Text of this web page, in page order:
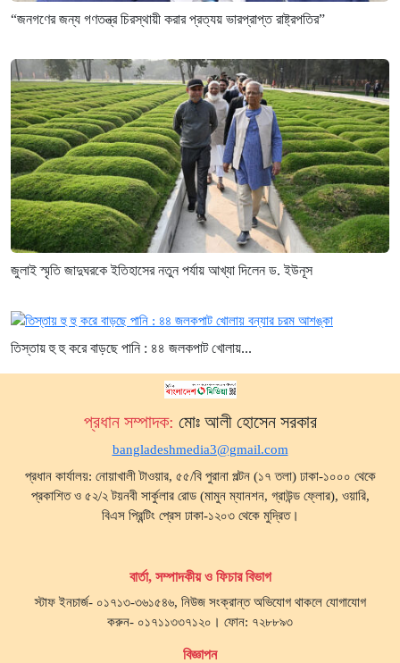
“জনগণের জন্য গণতন্ত্র চিরস্থায়ী করার প্রত্যয় ভারপ্রাপ্ত রাষ্ট্রপতির”
জুলাই স্মৃতি জাদুঘরকে ইতিহাসের নতুন পর্যায় আখ্যা দিলেন ড. ইউনূস
তিস্তায় হু হু করে বাড়ছে পানি : ৪৪ জলকপাট খোলায়...
প্রধান সম্পাদক: মোঃ আলী হোসেন সরকার
bangladeshmedia3@gmail.com
প্রধান কার্যালয়: নোয়াখালী টাওয়ার, ৫৫/বি পুরানা পল্টন (১৭ তলা) ঢাকা-১০০০ থেকে
প্রকাশিত ও ৫২/২ টয়নবী সার্কুলার রোড (মামুন ম্যানশন, গ্রাউন্ড ফ্লোর), ওয়ারি,
বিএস প্রিন্টিং প্রেস ঢাকা-১২০৩ থেকে মুদ্রিত।
বার্তা, সম্পাদকীয় ও ফিচার বিভাগ
স্টাফ ইনচার্জ- ০১৭১৩-৩৬১৫৪৬, নিউজ সংক্রান্ত অভিযোগ থাকলে যোগাযোগ
করুন- ০১৭১১৩৩৭১২০। ফোন: ৭২৮৮৯৩
বিজ্ঞাপন